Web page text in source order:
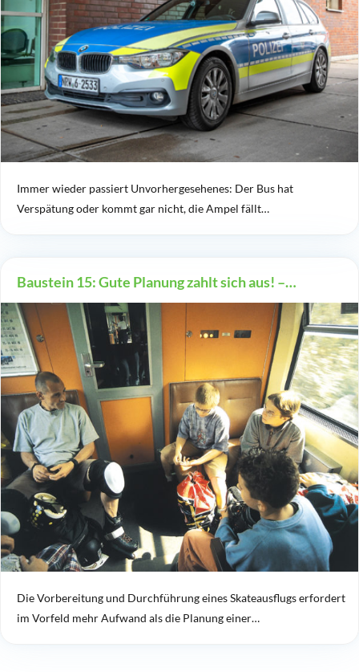
Immer wieder passiert Unvorhergesehenes: Der Bus hat
Verspätung oder kommt gar nicht, die Ampel fällt…
Baustein 15: Gute Planung zahlt sich aus! –…
Die Vorbereitung und Durchführung eines Skateausflugs erfordert
im Vorfeld mehr Aufwand als die Planung einer…